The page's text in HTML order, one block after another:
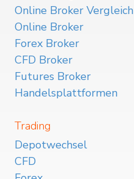
Online Broker Vergleich
Online Broker
Forex Broker
CFD Broker
Futures Broker
Handelsplattformen
Trading
Depotwechsel
CFD